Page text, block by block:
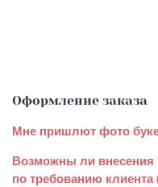
Оформление заказа
Мне пришлют фото
Возможны ли внесения
по требованию клиента